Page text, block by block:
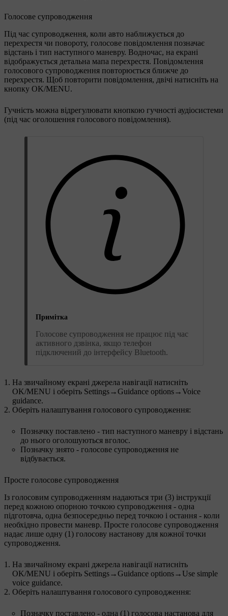
Голосове супроводження
Під час супроводження, коли авто наближується до
перехрестя чи повороту, голосове повідомлення позначає
відстань і тип наступного маневру. Водночас, на екрані
відображується детальна мапа перехрестя. Повідомлення
голосового супроводження повторюється ближче до
перехрестя. Щоб повторити повідомлення, двічі натисніть на
кнопку OK/MENU.
Гучність можна відрегулювати кнопкою гучності аудіосистеми
(під час оголошення голосового повідомлення).
Примітка
Голосове супроводження не працює під час
активного дзвінка, якщо телефон
підключений до інтерфейсу Bluetooth.
На звичайному екрані джерела навігації натисніть
OK/MENU і оберіть Settings→Guidance options→Voice
guidance.
Оберіть налаштування голосового супроводження:
Позначку поставлено - тип наступного маневру і відстань
до нього оголошуються вголос.
Позначку знято - голосове супроводження не
відбувається.
Просте голосове супроводження
Із голосовим супроводженням надаються три (3) інструкції
перед кожною опорною точкою супроводження - одна
підготовча, одна безпосередньо перед точкою і остання - коли
необхідно провести маневр. Просте голосове супроводження
надає лише одну (1) голосову настанову для кожної точки
супроводження.
На звичайному екрані джерела навігації натисніть
OK/MENU і оберіть Settings→Guidance options→Use simple
voice guidance.
Оберіть налаштування голосового супроводження:
Позначку поставлено - одна (1) голосова настанова для